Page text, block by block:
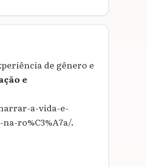
de gênero e
e
a-vida-e-
ro%C3%A7a/.